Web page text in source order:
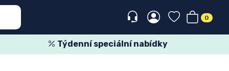
0
Týdenní speciální nabídky